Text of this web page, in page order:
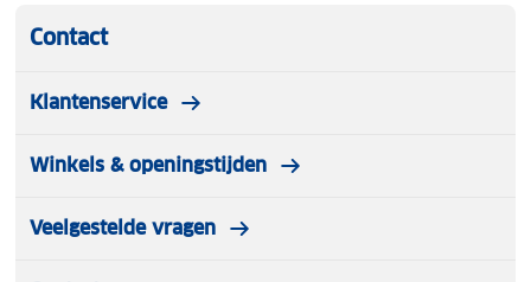
Contact
Klantenservice
Winkels & openingstijden
Veelgestelde vragen